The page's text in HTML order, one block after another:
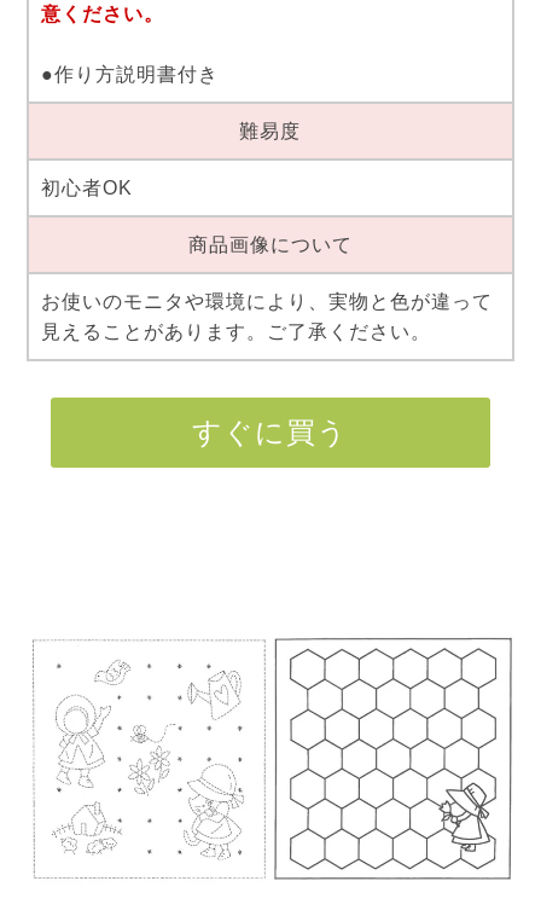
意ください。
●作り方説明書付き
難易度
初心者OK
商品画像について
お使いのモニタや環境により、実物と色が違って
見えることがあります。ご了承ください。
すぐに買う